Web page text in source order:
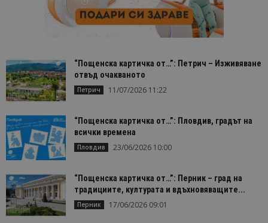
“Пощенска картичка от…”: Петрич – Изживяване
отвъд очакваното
Петрич 11/07/2026 11:22
“Пощенска картичка от…”: Пловдив, градът на
всички времена
Пловдив 23/06/2026 10:00
“Пощенска картичка от…”: Перник – град на
традициите, културата и вдъхновяващите...
Перник 17/06/2026 09:01